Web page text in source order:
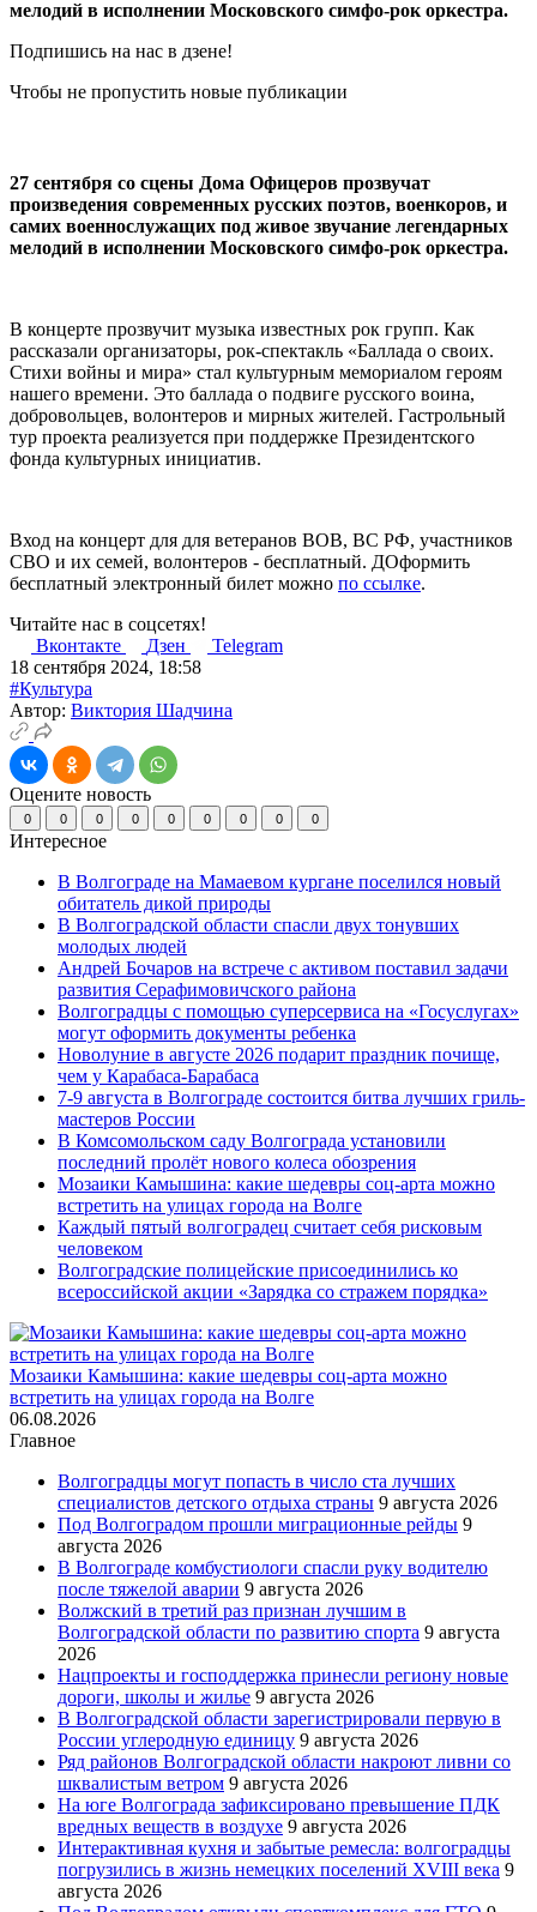
мелодий в исполнении Московского симфо-рок оркестра.
Подпишись на нас в дзене!
Чтобы не пропустить новые публикации
27 сентября со сцены Дома Офицеров прозвучат
произведения современных русских поэтов, военкоров, и
самих военнослужащих под живое звучание легендарных
мелодий в исполнении Московского симфо-рок оркестра.
В концерте прозвучит музыка известных рок групп. Как
рассказали организаторы, рок-спектакль «Баллада о своих.
Стихи войны и мира» стал культурным мемориалом героям
нашего времени. Это баллада о подвиге русского воина,
добровольцев, волонтеров и мирных жителей. Гастрольный
тур проекта реализуется при поддержке Президентского
фонда культурных инициатив.
Вход на концерт для для ветеранов ВОВ, ВС РФ, участников
СВО и их семей, волонтеров - бесплатный. ДОформить
бесплатный электронный билет можно по ссылке.
Читайте нас в соцсетях!
Вконтакте
Дзен
Telegram
18 сентября 2024, 18:58
#Культура
Автор: Виктория Шадчина
Оцените новость
0 0 0 0 0 0 0 0 0
Интересное
В Волгограде на Мамаевом кургане поселился новый
обитатель дикой природы
В Волгоградской области спасли двух тонувших
молодых людей
Андрей Бочаров на встрече с активом поставил задачи
развития Серафимовичского района
Волгоградцы с помощью суперсервиса на «Госуслугах»
могут оформить документы ребенка
Новолуние в августе 2026 подарит праздник почище,
чем у Карабаса-Барабаса
7-9 августа в Волгограде состоится битва лучших гриль-
мастеров России
В Комсомольском саду Волгограда установили
последний пролёт нового колеса обозрения
Мозаики Камышина: какие шедевры соц-арта можно
встретить на улицах города на Волге
Каждый пятый волгоградец считает себя рисковым
человеком
Волгоградские полицейские присоединились ко
всероссийской акции «Зарядка со стражем порядка»
Мозаики Камышина: какие шедевры соц-арта можно
встретить на улицах города на Волге
06.08.2026
Главное
Волгоградцы могут попасть в число ста лучших
специалистов детского отдыха страны 9 августа 2026
Под Волгоградом прошли миграционные рейды 9
августа 2026
В Волгограде комбустиологи спасли руку водителю
после тяжелой аварии 9 августа 2026
Волжский в третий раз признан лучшим в
Волгоградской области по развитию спорта 9 августа
2026
Нацпроекты и господдержка принесли региону новые
дороги, школы и жилье 9 августа 2026
В Волгоградской области зарегистрировали первую в
России углеродную единицу 9 августа 2026
Ряд районов Волгоградской области накроют ливни со
шквалистым ветром 9 августа 2026
На юге Волгограда зафиксировано превышение ПДК
вредных веществ в воздухе 9 августа 2026
Интерактивная кухня и забытые ремесла: волгоградцы
погрузились в жизнь немецких поселений XVIII века 9
августа 2026